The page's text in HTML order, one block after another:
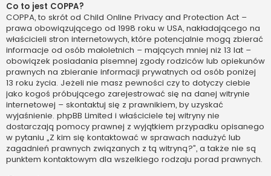
Co to jest COPPA?
COPPA, to skrót od Child Online Privacy and Protection Act –
prawa obowiązującego od 1998 roku w USA, nakładającego na
właścicieli stron internetowych, które potencjalnie mogą zbierać
informacje od osób małoletnich – mających mniej niż 13 lat –
obowiązek posiadania pisemnej zgody rodziców lub opiekunów
prawnych na zbieranie informacji prywatnych od osób poniżej
13 roku życia. Jeżeli nie masz pewności czy to dotyczy ciebie
jako kogoś próbującego zarejestrować się na danej witrynie
internetowej – skontaktuj się z prawnikiem, by uzyskać
wyjaśnienie. phpBB Limited i właściciele tej witryny nie
dostarczają pomocy prawnej z wyjątkiem przypadku opisanego
w pytaniu „Z kim się kontaktować w sprawach nadużyć lub
zagadnień prawnych związanych z tą witryną?”, a także nie są
punktem kontaktowym dla wszelkiego rodzaju porad prawnych.